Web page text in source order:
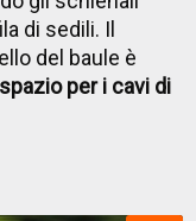
di sedili. Il
del baule è
per i cavi di